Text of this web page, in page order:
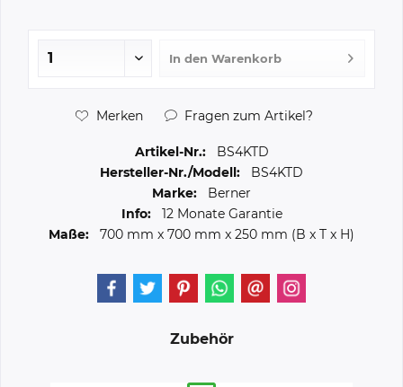
In den Warenkorb
Merken Fragen zum Artikel?
Artikel-Nr.:
BS4KTD
Hersteller-Nr./Modell:
BS4KTD
Marke:
Berner
Info:
12 Monate Garantie
Maße:
700 mm x 700 mm x 250 mm (B x T x H)
Zubehör